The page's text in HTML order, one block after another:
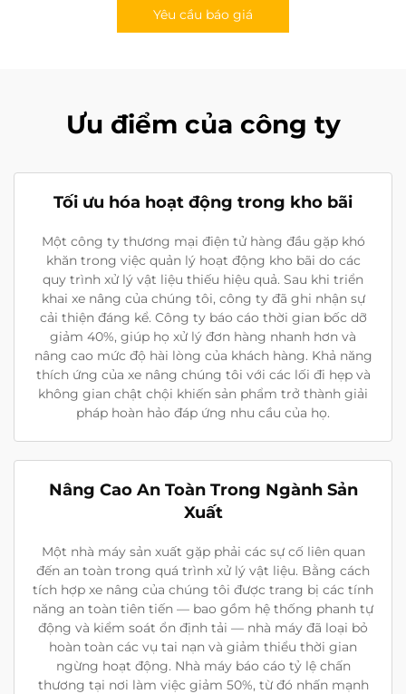
Yêu cầu báo giá
Ưu điểm của công ty
Tối ưu hóa hoạt động trong kho bãi
Một công ty thương mại điện tử hàng đầu gặp khó
khăn trong việc quản lý hoạt động kho bãi do các
quy trình xử lý vật liệu thiếu hiệu quả. Sau khi triển
khai xe nâng của chúng tôi, công ty đã ghi nhận sự
cải thiện đáng kể. Công ty báo cáo thời gian bốc dỡ
giảm 40%, giúp họ xử lý đơn hàng nhanh hơn và
nâng cao mức độ hài lòng của khách hàng. Khả năng
thích ứng của xe nâng chúng tôi với các lối đi hẹp và
không gian chật chội khiến sản phẩm trở thành giải
pháp hoàn hảo đáp ứng nhu cầu của họ.
Nâng Cao An Toàn Trong Ngành Sản
Xuất
Một nhà máy sản xuất gặp phải các sự cố liên quan
đến an toàn trong quá trình xử lý vật liệu. Bằng cách
tích hợp xe nâng của chúng tôi được trang bị các tính
năng an toàn tiên tiến — bao gồm hệ thống phanh tự
động và kiểm soát ổn định tải — nhà máy đã loại bỏ
hoàn toàn các vụ tai nạn và giảm thiểu thời gian
ngừng hoạt động. Nhà máy báo cáo tỷ lệ chấn
thương tại nơi làm việc giảm 50%, từ đó nhấn mạnh